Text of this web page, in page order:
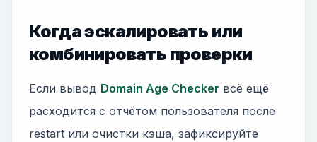
Когда эскалировать или
комбинировать проверки
Если вывод Domain Age Checker всё ещё
расходится с отчётом пользователя после
restart или очистки кэша, зафиксируйте